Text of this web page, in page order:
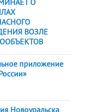
О
ВОЗЛЕ
приложение
Новоуральска